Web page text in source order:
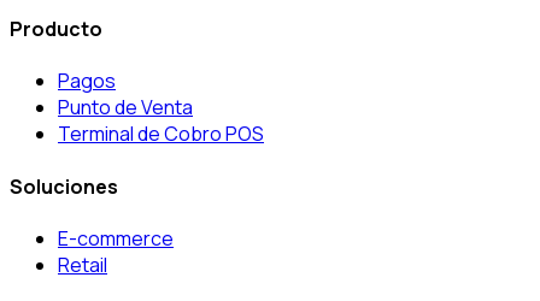
Producto
Pagos
Punto de Venta
Terminal de Cobro POS
Soluciones
E-commerce
Retail